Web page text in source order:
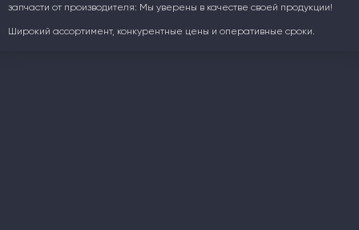
запчасти от производителя: Мы уверены в качестве своей продукции!
Широкий ассортимент, конкурентные цены и оперативные сроки.